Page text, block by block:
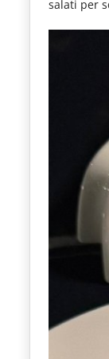
le
salati per